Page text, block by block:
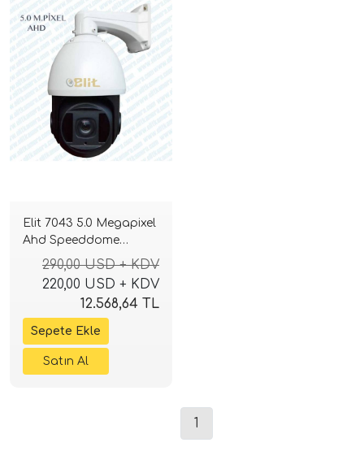
Elit 7043 5.0 Megapixel
Ahd Speeddome
Kamera 36xZoom
290,00 USD + KDV
220,00 USD + KDV
12.568,64 TL
1